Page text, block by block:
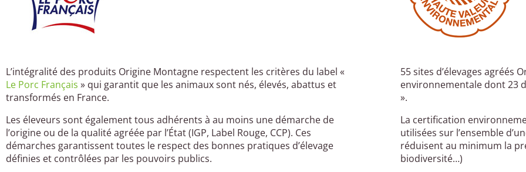
L’intégralité des produits Origine Montagne respectent les critères du label «
Le Porc Français » qui garantit que les animaux sont nés, élevés, abattus et
transformés en France.
Les éleveurs sont également tous adhérents à au moins une démarche de
l’origine ou de la qualité agréée par l’État (IGP, Label Rouge, CCP). Ces
démarches garantissent toutes le respect des bonnes pratiques d’élevage
définies et contrôlées par les pouvoirs publics.
55 sites d’élevages agréés
environnementale dont 23
».
La certification
utilisées sur l’ensemble
réduisent au minimum la
biodiversité…)